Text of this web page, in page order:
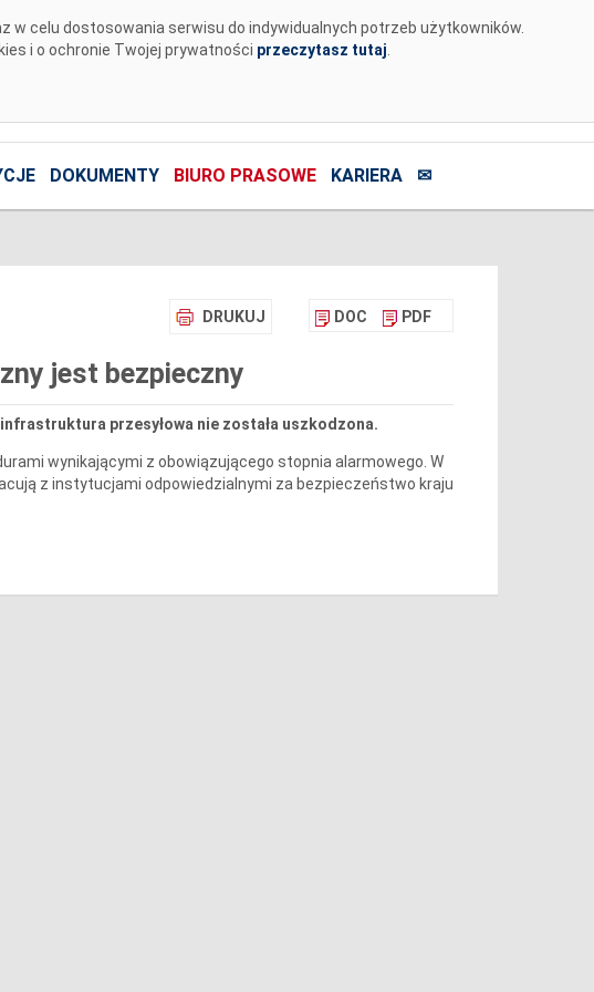
celu dostosowania serwisu do indywidualnych potrzeb użytkowników.
i o ochronie Twojej prywatności przeczytasz tutaj
DOKUMENTY BIURO PRASOWE KARIERA ✉
DRUKUJ DOC PDF
jest bezpieczny
przesyłowa nie została uszkodzona.
wynikającymi z obowiązującego stopnia alarmowego. W
z instytucjami odpowiedzialnymi za bezpieczeństwo kraju